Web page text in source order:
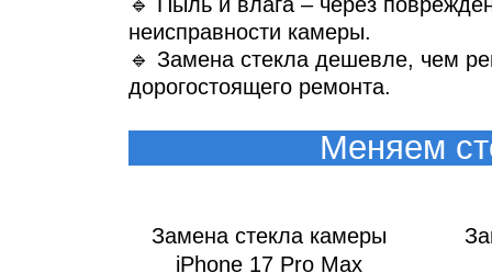
неисправности камеры.
🔹 Замена стекла дешевле, чем
дорогостоящего ремонта.
Меняем
Замена стекла камеры
iPhone 17 Pro Max